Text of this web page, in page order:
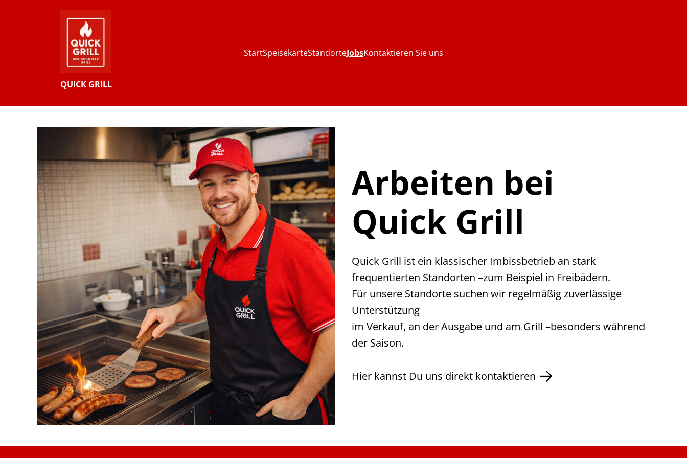
QUICK GRILL
StartSpeisekarteStandorteJobsKontaktieren Sie uns
Arbeiten bei
Quick Grill
Quick Grill ist ein klassischer Imbissbetrieb an stark
frequentierten Standorten –zum Beispiel in Freibädern.
Für unsere Standorte suchen wir regelmäßig zuverlässige
Unterstützung
im Verkauf, an der Ausgabe und am Grill –besonders während
der Saison.
Hier kannst Du uns direkt kontaktieren